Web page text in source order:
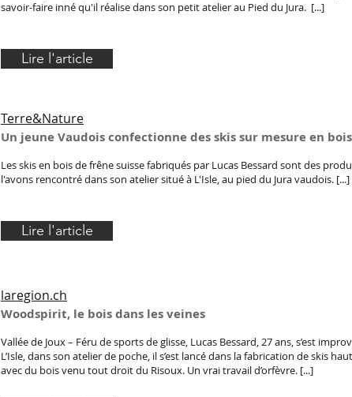
savoir-faire inné qu'il réalise dans son petit atelier au Pied du Jura. [...]
Lire l'article
Terre&Nature
Un jeune Vaudois confectionne des skis sur mesure en
Les skis en bois de frêne suisse fabriqués par Lucas Bessard sont des
l'avons rencontré dans son atelier situé à L'Isle, au pied du Jura vaudois. [...]
Lire l'article
laregion.ch
Woodspirit, le bois dans les veines
Vallée de Joux – Féru de sports de glisse, Lucas Bessard, 27 ans, s’est
L’Isle, dans son atelier de poche, il s’est lancé dans la fabrication de skis
avec du bois venu tout droit du Risoux. Un vrai travail d’orfèvre. [...]